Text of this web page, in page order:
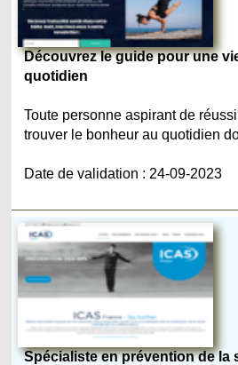
Découvrez le guide pour une
quotidien
Toute personne aspirant de
trouver le bonheur au quotidien
Date de validation : 24-09-2023
Spécialiste en prévention de la